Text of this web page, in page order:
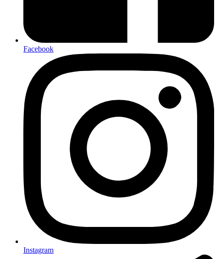
Facebook
Instagram